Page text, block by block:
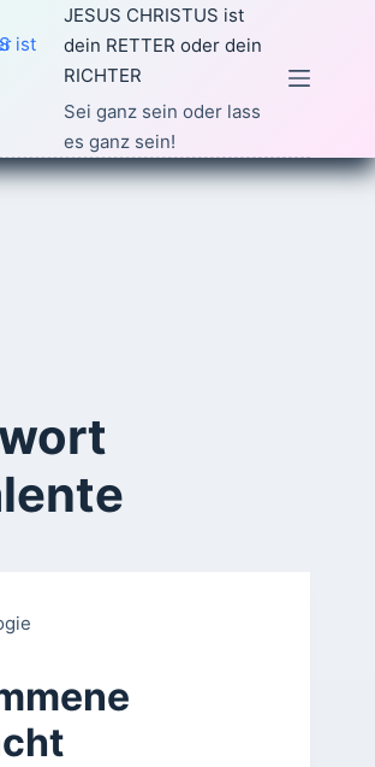
JESUS CHRISTUS ist
dein RETTER oder dein
RICHTER
Sei ganz sein oder lass
es ganz sein!